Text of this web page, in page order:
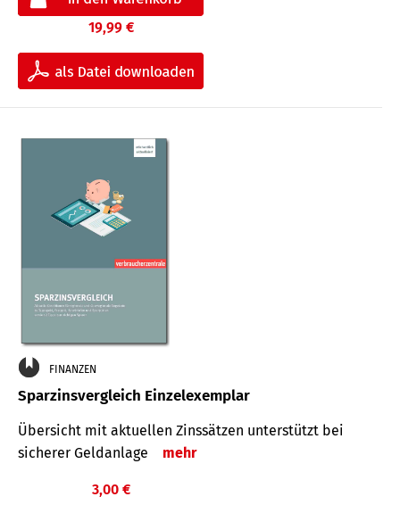
19,99 €
FINANZEN
Sparzinsvergleich Einzelexemplar
Übersicht mit aktuellen Zinssätzen unterstützt bei
sicherer Geldanlage
mehr
3,00 €